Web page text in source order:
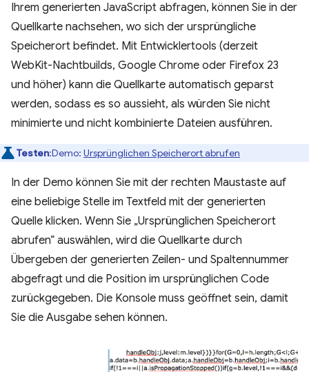
Ihrem generierten JavaScript abfragen, können Sie in der
Quellkarte nachsehen, wo sich der ursprüngliche
Speicherort befindet. Mit Entwicklertools (derzeit
WebKit-Nachtbuilds, Google Chrome oder Firefox 23
und höher) kann die Quellkarte automatisch geparst
werden, sodass es so aussieht, als würden Sie nicht
minimierte und nicht kombinierte Dateien ausführen.
Testen:Demo: Ursprünglichen Speicherort abrufen
In der Demo können Sie mit der rechten Maustaste auf
eine beliebige Stelle im Textfeld mit der generierten
Quelle klicken. Wenn Sie „Ursprünglichen Speicherort
abrufen“ auswählen, wird die Quellkarte durch
Übergeben der generierten Zeilen- und Spaltennummer
abgefragt und die Position im ursprünglichen Code
zurückgegeben. Die Konsole muss geöffnet sein, damit
Sie die Ausgabe sehen können.